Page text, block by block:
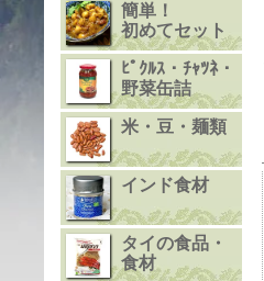
簡単！
初めてセット
ﾋﾟｸﾙｽ・ﾁｬﾂﾈ・
野菜缶詰
米・豆・麺類
インド食材
タイの食品・
食材